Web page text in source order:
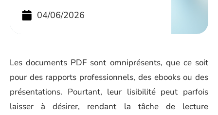
04/06/2026
Les documents PDF sont omniprésents, que ce soit
pour des rapports professionnels, des ebooks ou des
présentations. Pourtant, leur lisibilité peut parfois
laisser à désirer, rendant la tâche de lecture